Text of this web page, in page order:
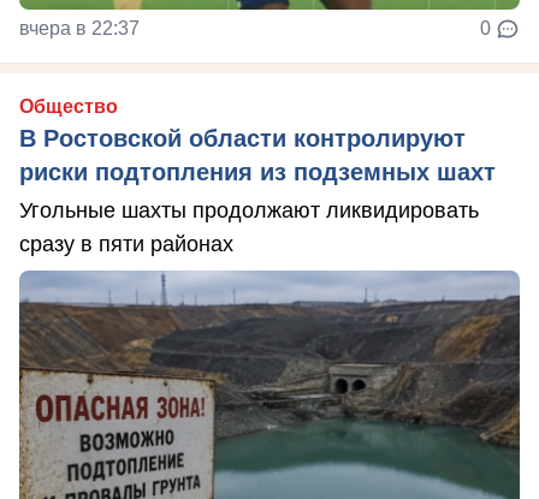
вчера в 22:37 0
Общество
В Ростовской области контролируют
риски подтопления из подземных шахт
Угольные шахты продолжают ликвидировать
сразу в пяти районах